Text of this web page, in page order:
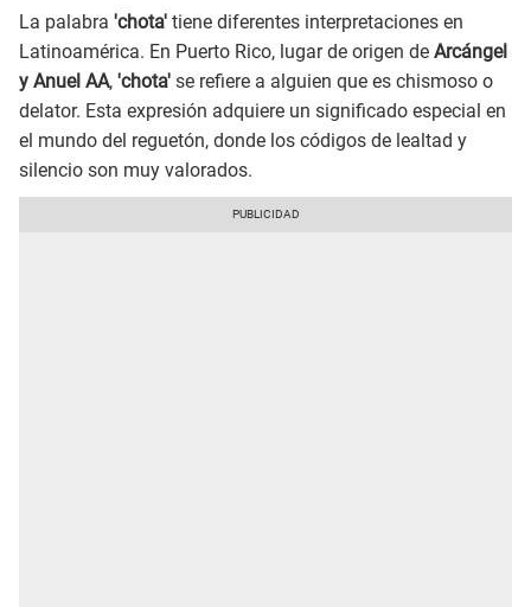
La palabra 'chota' tiene diferentes interpretaciones en
Latinoamérica. En Puerto Rico, lugar de origen de Arcángel
y Anuel AA, 'chota' se refiere a alguien que es chismoso o
delator. Esta expresión adquiere un significado especial en
el mundo del reguetón, donde los códigos de lealtad y
silencio son muy valorados.